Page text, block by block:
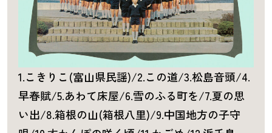
1.こきりこ(富山県民謡)/2.この道/3.松島音頭/4.
早春賦/5.あわて床屋/6.雪のふる町を/7.夏の思
い出/8.箱根の山(箱根八里)/9.中国地方の子守